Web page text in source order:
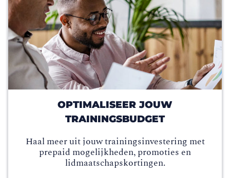
OPTIMALISEER JOUW
TRAININGSBUDGET
Haal meer uit jouw trainingsinvestering met
prepaid mogelijkheden, promoties en
lidmaatschapskortingen.